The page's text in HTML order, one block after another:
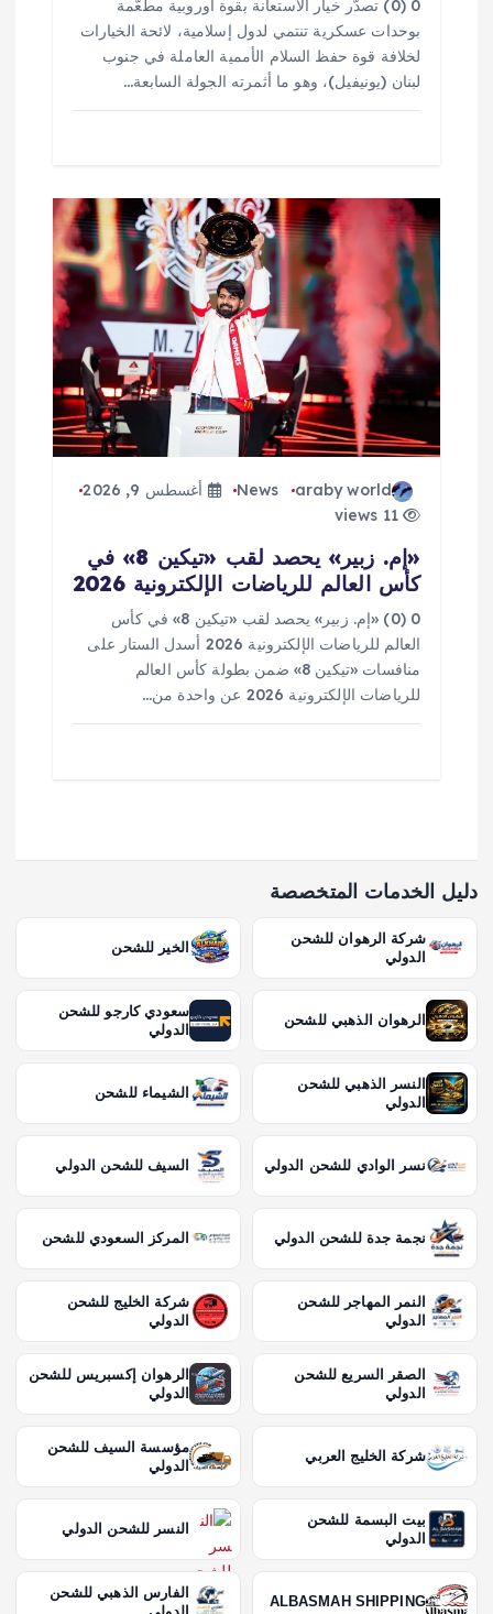
0 (0) تصدّر خيار الاستعانة بقوة أوروبية مطعّمة
بوحدات عسكرية تنتمي لدول إسلامية، لائحة الخيارات
لخلافة قوة حفظ السلام الأممية العاملة في جنوب
لبنان (يونيفيل)، وهو ما أثمرته الجولة السابعة…
araby world
News
أغسطس 9, 2026
11 views
«إم. زبير» يحصد لقب «تيكين 8» في
كأس العالم للرياضات الإلكترونية 2026
0 (0) «إم. زبير» يحصد لقب «تيكين 8» في كأس
العالم للرياضات الإلكترونية 2026 أسدل الستار على
منافسات «تيكين 8» ضمن بطولة كأس العالم
للرياضات الإلكترونية 2026 عن واحدة من…
دليل الخدمات المتخصصة
شركة الرهوان للشحن
الدولي
الخير للشحن
الرهوان الذهبي للشحن
سعودي كارجو للشحن
الدولي
النسر الذهبي للشحن
الدولي
الشيماء للشحن
نسر الوادي للشحن الدولي السيف للشحن الدولي
نجمة جدة للشحن الدولي المركز السعودي للشحن
النمر المهاجر للشحن
الدولي
شركة الخليج للشحن
الدولي
الصقر السريع للشحن
الدولي
الرهوان إكسبريس للشحن
الدولي
شركة الخليج العربي
مؤسسة السيف للشحن
الدولي
بيت البسمة للشحن
الدولي
النسر للشحن الدولي
ALBASMAH SHIPPING
الفارس الذهبي للشحن